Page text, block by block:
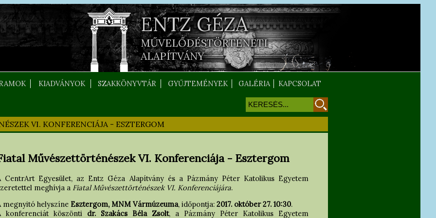
ENTZ GÉZA
MŰVELŐDÉSTÖRTÉNETI
ALAPÍTVÁNY
KIADVÁNYOK SZAKKÖNYVTÁR GYŰJTEMÉNYEK GALÉRIA KAPCSOLAT
Keresés űrlap
Keresés
VI. KONFERENCIÁJA - ESZTERGOM
Művészettörténészek VI. Konferenciája - Esztergom
CentrArt Egyesület, az Entz Géza Alapítvány és a Pázmány Péter Katolikus Egyetem
meghívja a Fiatal Művészettörténészek VI. Konferenciájára.
megnyitó helyszíne Esztergom, MNM Vármúzeuma, időpontja: 2017. október 27. 10:30.
konferenciát köszönti dr. Szakács Béla Zsolt, a Pázmány Péter Katolikus Egyetem